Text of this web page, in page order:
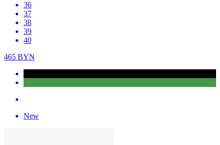
36
37
38
39
40
465 BYN
New